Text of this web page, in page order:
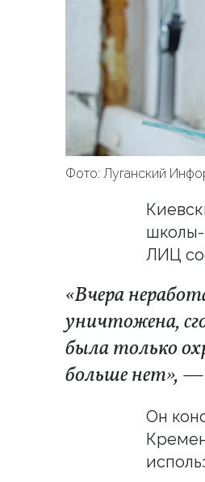
Фото: Луганский
школы-
ЛИЦ
«Вчера
уничтожена,
была только
больше нет», —
Он